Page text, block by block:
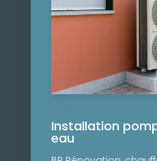
Installation
eau